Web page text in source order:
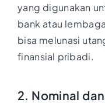
yang digunakan
bank atau
bisa melunasi
finansial pribadi.
2. Nominal